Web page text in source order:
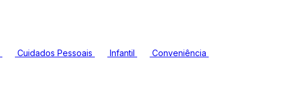
Cuidados Pessoais Infantil Conveniência